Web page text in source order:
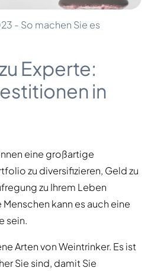
- So machen Sie es
Experte:
in
eine großartige
zu diversifizieren, Geld zu
zu Ihrem Leben
kann es auch eine
sein.
Arten von Weintrinker. Es ist
Sie sind, damit Sie